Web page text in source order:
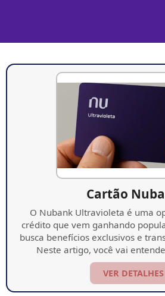
Cartão
O Nubank Ultravioleta é uma
crédito que vem ganhando
busca benefícios exclusivos e
Neste artigo, você vai
VER DETALHES